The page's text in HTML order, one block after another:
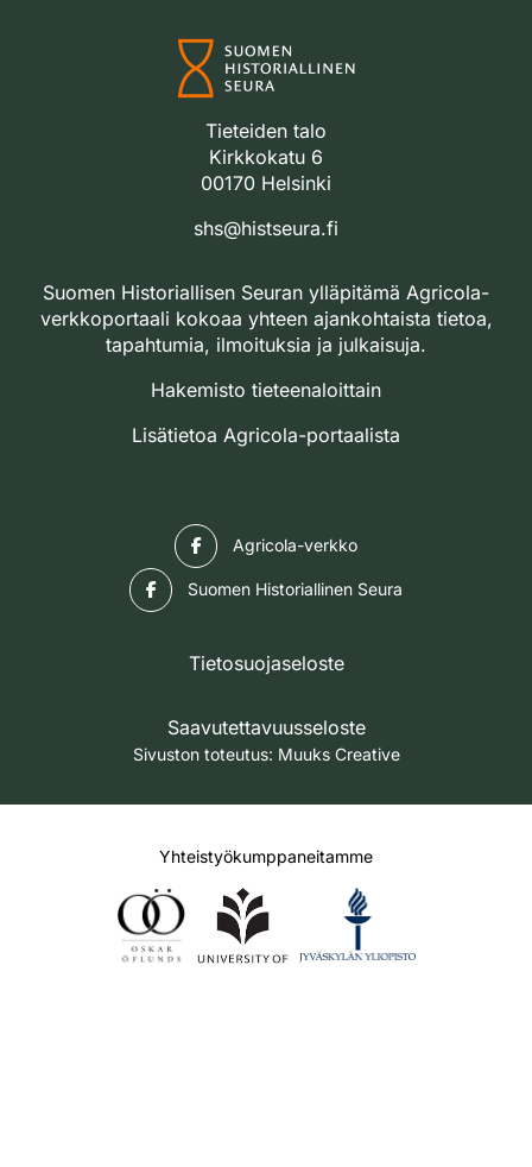
Tieteiden talo
Kirkkokatu 6
00170 Helsinki
shs@histseura.fi
Suomen Historiallisen Seuran ylläpitämä Agricola-
verkkoportaali kokoaa yhteen ajankohtaista tietoa,
tapahtumia, ilmoituksia ja julkaisuja.
Hakemisto tieteenaloittain
Lisätietoa Agricola-portaalista
Agricola-verkko
Suomen Historiallinen Seura
Tietosuojaseloste
Saavutettavuusseloste
Sivuston toteutus: Muuks Creative
Yhteistyökumppaneitamme